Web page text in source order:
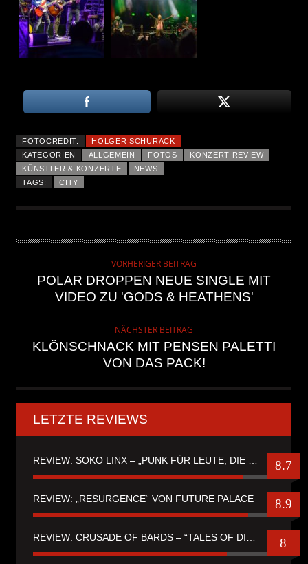
FOTOCREDIT:
HOLGER SCHURACK
KATEGORIEN
ALLGEMEIN FOTOS
KONZERT REVIEW
KÜNSTLER & KONZERTE
NEWS
TAGS:
CITY
VORHERIGER BEITRAG
POLAR DROPPEN NEUE SINGLE MIT
VIDEO ZU 'GODS & HEATHENS'
NÄCHSTER BEITRAG
KLÖNSCHNACK MIT PENSEN PALETTI
VON DAS PACK!
LETZTE REVIEWS
8.7
REVIEW: „RESURGENCE“ VON FUTURE PALACE 8.9
8